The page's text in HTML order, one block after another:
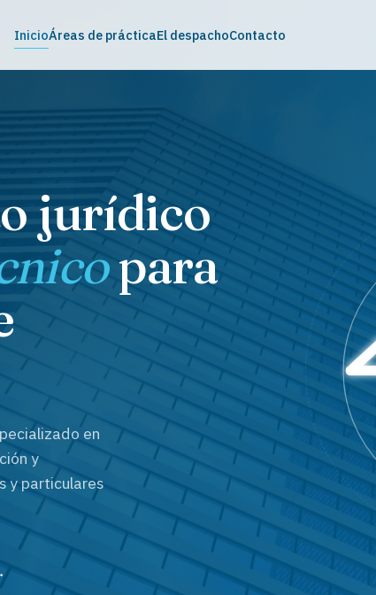
InicioÁreas de prácticaEl despachoContacto
jurídico
para
en
y
y particulares